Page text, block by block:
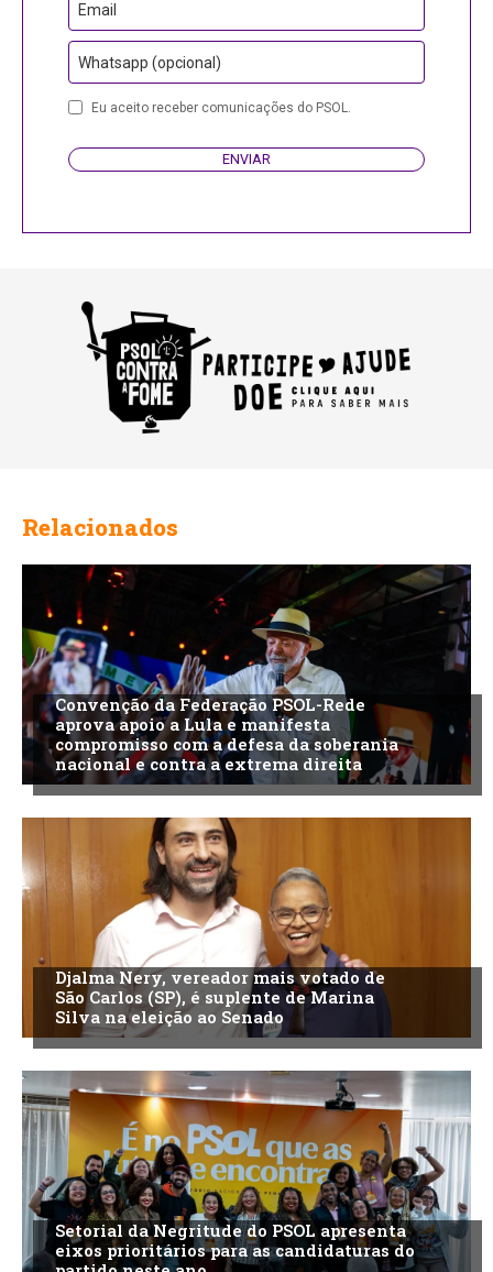
Email
Whatsapp (opcional)
Business
Eu aceito receber comunicações do PSOL.
ENVIAR
Relacionados
Convenção da Federação PSOL-Rede
aprova apoio a Lula e manifesta
compromisso com a defesa da soberania
nacional e contra a extrema direita
Djalma Nery, vereador mais votado de
São Carlos (SP), é suplente de Marina
Silva na eleição ao Senado
Setorial da Negritude do PSOL apresenta
eixos prioritários para as candidaturas do